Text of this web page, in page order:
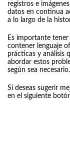
registros e
datos en continua
a lo largo de la
Es importante
contener lenguaje
prácticas y análisis
abordar estos
según sea necesario.
Si deseas sugerir
en el siguiente